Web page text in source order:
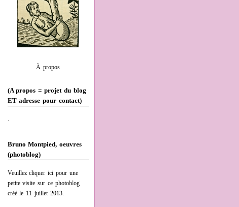
À propos
(A propos = projet du blog
ET adresse pour contact)
.
Bruno Montpied, oeuvres
(photoblog)
Veuillez cliquer ici pour une
petite visite sur ce photoblog
créé le 11 juillet 2013.